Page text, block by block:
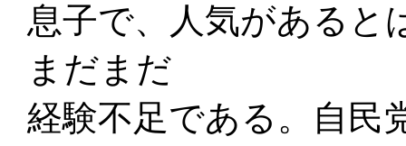
息子で、人気があると
まだまだ
経験不足である。自民